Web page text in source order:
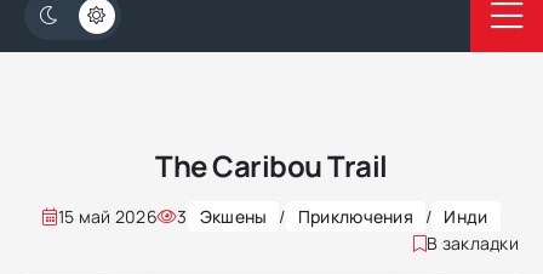
The Caribou Trail
15 май 2026 3 Экшены / Приключения / Инди
В закладки